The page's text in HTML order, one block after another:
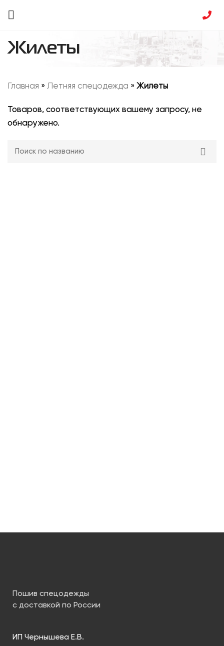
Жилеты
Главная » Летняя спецодежда » Жилеты
Товаров, соответствующих вашему запросу, не
обнаружено.
Пошив спецодежды
с доставкой по России
ИП Чернышева Е.В.